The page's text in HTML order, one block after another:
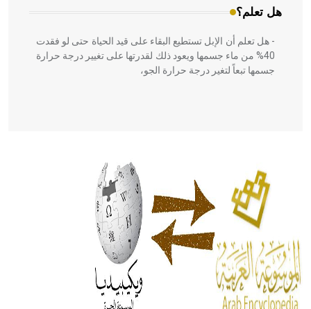
هل تعلم؟
- هل تعلم أن الإبل تستطيع البقاء على قيد الحياة حتى لو فقدت
40% من ماء جسمها ويعود ذلك لقدرتها على تغيير درجة حرارة
جسمها تبعاً لتغير درجة حرارة الجو،
الحكم، الأدلة، تنظيم التغذية، ورسالته في جروح الرأس. ويعود
له الفضل بأنه حرر الطب من الدين والفلسفة.
- هل تعلم أن المرجان إفراز حيواني يتكون في البحر ويتركب
من مادة كربونات الكلسيوم، وهو أحمر أو شديد الحمرة وهو
أجود أنواعه، ويمتاز بكبر الحجم ويسمى الش